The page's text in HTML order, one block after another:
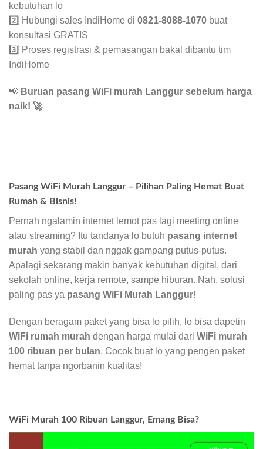
kebutuhan lo
2️⃣ Hubungi sales IndiHome di 0821-8088-1070 buat
konsultasi GRATIS
3️⃣ Proses registrasi & pemasangan bakal dibantu tim
IndiHome
📢 Buruan pasang WiFi murah Langgur sebelum harga
naik! 🚀
Pasang WiFi Murah Langgur – Pilihan Paling Hemat Buat
Rumah & Bisnis!
Pernah ngalamin internet lemot pas lagi meeting online
atau streaming? Itu tandanya lo butuh pasang internet
murah yang stabil dan nggak gampang putus-putus.
Apalagi sekarang makin banyak kebutuhan digital, dari
sekolah online, kerja remote, sampe hiburan. Nah, solusi
paling pas ya pasang WiFi Murah Langgur!
Dengan beragam paket yang bisa lo pilih, lo bisa dapetin
WiFi rumah murah dengan harga mulai dari WiFi murah
100 ribuan per bulan. Cocok buat lo yang pengen paket
hemat tanpa ngorbanin kualitas!
WiFi Murah 100 Ribuan Langgur, Emang Bisa?